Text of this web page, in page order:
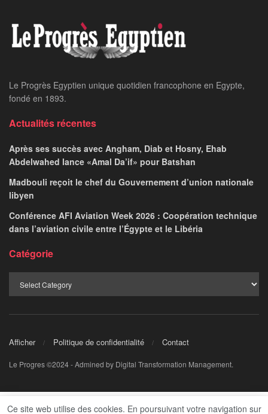
Le Progrès Egyptien unique quotidien francophone en Egypte,
fondé en 1893.
Actualités récentes
Après ses succès avec Angham, Diab et Hosny, Ehab
Abdelwahed lance «Amal Da’if» pour Batshan
Madbouli reçoit le chef du Gouvernement d’union nationale
libyen
Conférence AFI Aviation Week 2026 : Coopération technique
dans l’aviation civile entre l’Égypte et le Libéria
Catégorie
Afficher Politique de confidentialité Contact
Le Progres ©2024 - Admined by Digital Transformation Management.
Ce site web utilise des cookies. En poursuivant votre navigation sur